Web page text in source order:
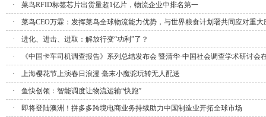
· 菜鸟RFID标签芯片出货量超1亿片，物流企业中排名第一
· 菜鸟CEO万霖：发挥菜鸟全球物流能力优势，与世界粮食计划署共同应对重大
· 进化、进击、进取：解放行变“功利”了？
· 《中国卡车司机调查报告》系列总结发布会 暨清华·中国社会调查学术研讨会
· 上海樱花节上演春日浪漫 毫末小魔驼玩转无人配送
· 鱼快创领：智能调度让物流运输“快跑”
· 即将登陆澳洲！拼多多跨境电商业务持续助力中国制造业开拓全球市场